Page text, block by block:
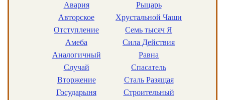
Авария
Авторское
Отступление
Амеба
Аналогичный
Случай
Вторжение
Государыня
Рыцарь
Хрустальной Чаши
Семь тысяч Я
Сила Действия
Равна
Спасатель
Сталь Разящая
Строительный